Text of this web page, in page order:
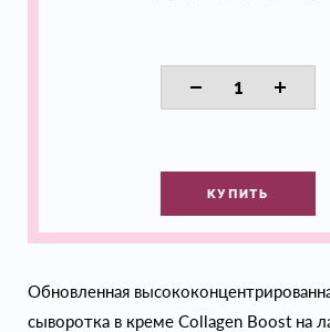
КУПИТЬ
Обновленная
сыворотка в креме Collagen Boost на